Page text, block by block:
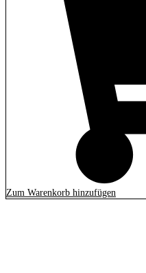
Zum Warenkorb hinzufügen